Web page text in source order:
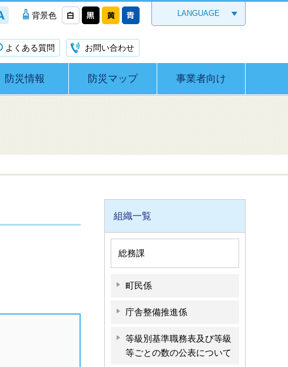
背景色 LANGUAGE
よくある質問 お問い合わせ
防災情報 防災マップ 事業者向け
組織一覧
総務課
町民係
庁舎整備推進係
等級別基準職務表及び等級
等ごとの数の公表について